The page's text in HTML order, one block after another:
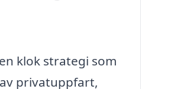
klok strategi som
privatuppfart,